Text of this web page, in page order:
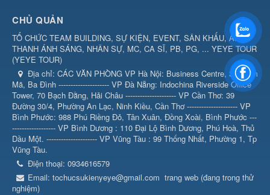
CHỦ QUẢN
TỔ CHỨC TEAM BUILDING, SỰ KIỆN, EVENT, SÂN KHẤU, ÂM
THANH ÁNH SÁNG, NHÂN SỰ, MC, CA SĨ, PB, PG, ... YEYE TOUR
(YEYE TOUR)
Địa chỉ: CÁC VĂN PHÒNG VP Hà Nội: Business Centre, 360 Kim
Mã, Ba Đình --------------------- VP Đà Nẵng: Indochina Riverside Office
Tower, 70 Bạch Đằng, Hải Châu --------------------- VP Cần Thơ: 39
Đường 30/4, Phường An Lạc, Ninh Kiều, Cần Thơ --------------------- VP
Bình Phước: 988 Phú Riềng Đỏ, Tân Xuân, Đồng Xoài, Bình Phước ---
------------------ VP Bình Dương : 110 Đại Lộ Bình Dương, Phú Hoà, Thủ
Dầu Một. --------------------- VP Vũng Tàu : 99 Thống Nhất, Phường 1, Tp
Vũng Tàu.
Điện thoại: 0934616579
Email: tochucsukienyeye@gmail.com trang web (đang trong thử
nghiệm)